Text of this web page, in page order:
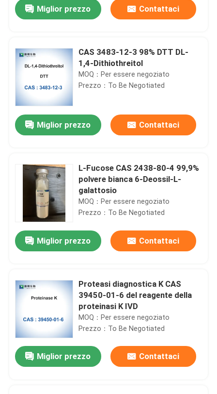
Miglior prezzo Contattaci
CAS 3483-12-3 98% DTT DL-
1,4-Dithiothreitol
MOQ：Per essere negoziato
Prezzo：To Be Negotiated
Miglior prezzo Contattaci
L-Fucose CAS 2438-80-4 99,9%
polvere bianca 6-Deossil-L-
galattosio
MOQ：Per essere negoziato
Prezzo：To Be Negotiated
Miglior prezzo Contattaci
Proteasi diagnostica K CAS
39450-01-6 del reagente della
proteinasi K IVD
MOQ：Per essere negoziato
Prezzo：To Be Negotiated
Miglior prezzo Contattaci